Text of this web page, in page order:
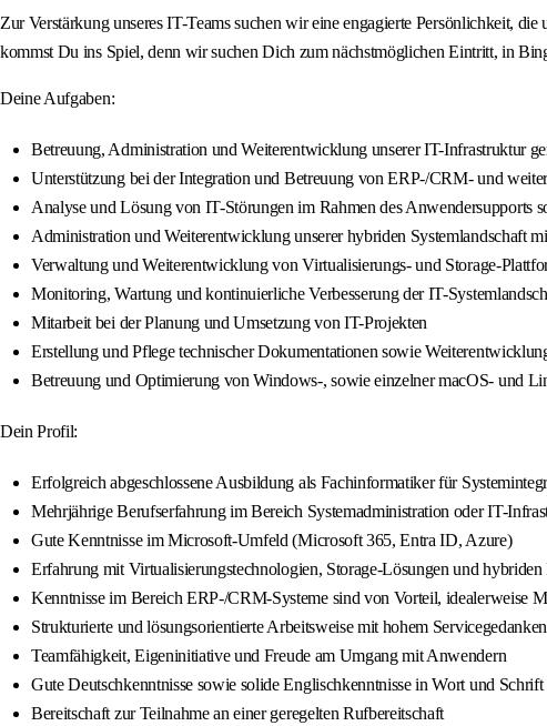
Zur Verstärkung unseres IT-Teams suchen wir eine engagierte Persönlichkeit,
kommst Du ins Spiel, denn wir suchen Dich zum nächstmöglichen Eintritt, in
Deine Aufgaben:
Betreuung, Administration und Weiterentwicklung unserer IT-Infrastruktur
Unterstützung bei der Integration und Betreuung von ERP-/CRM- und
Analyse und Lösung von IT-Störungen im Rahmen des Anwendersupports
Administration und Weiterentwicklung unserer hybriden Systemlandschaft
Verwaltung und Weiterentwicklung von Virtualisierungs- und Storage-
Monitoring, Wartung und kontinuierliche Verbesserung der IT-
Mitarbeit bei der Planung und Umsetzung von IT-Projekten
Erstellung und Pflege technischer Dokumentationen sowie
Betreuung und Optimierung von Windows-, sowie einzelner macOS- und
Dein Profil:
Erfolgreich abgeschlossene Ausbildung als Fachinformatiker für
Mehrjährige Berufserfahrung im Bereich Systemadministration oder IT-
Gute Kenntnisse im Microsoft-Umfeld (Microsoft 365, Entra ID, Azure)
Erfahrung mit Virtualisierungstechnologien, Storage-Lösungen und
Kenntnisse im Bereich ERP-/CRM-Systeme sind von Vorteil, idealerweise
Strukturierte und lösungsorientierte Arbeitsweise mit hohem Servicegedanken
Teamfähigkeit, Eigeninitiative und Freude am Umgang mit Anwendern
Gute Deutschkenntnisse sowie solide Englischkenntnisse in Wort und Schrift
Bereitschaft zur Teilnahme an einer geregelten Rufbereitschaft